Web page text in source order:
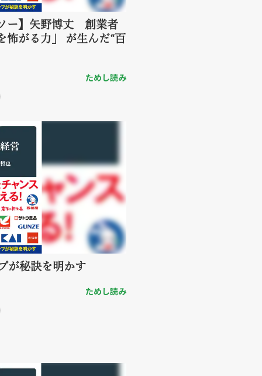
ー】矢野博丈 創業者
怖がる力」 が生んだ“百
ためし読み
が秘訣を明かす
ためし読み